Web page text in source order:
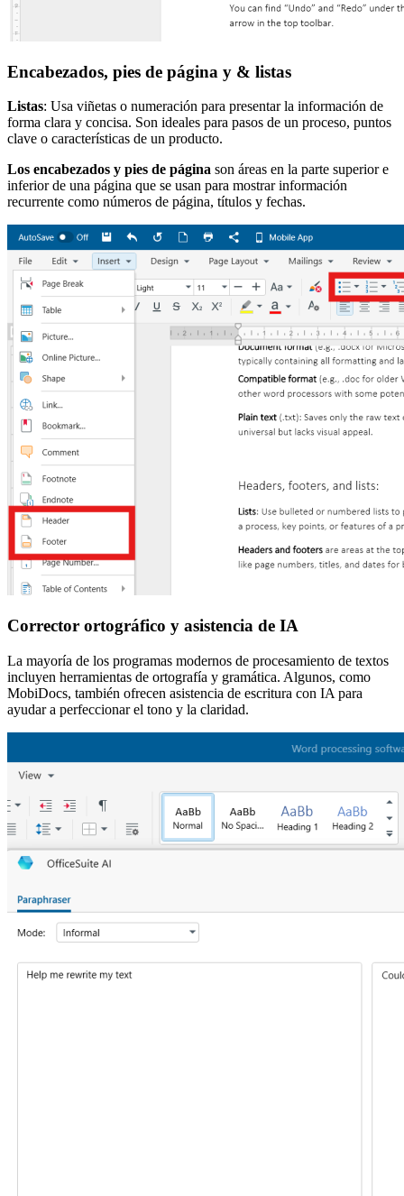
Encabezados, pies de página y & listas
Listas: Usa viñetas o numeración para presentar la información de
forma clara y concisa. Son ideales para pasos de un proceso, puntos
clave o características de un producto.
Los encabezados y pies de página son áreas en la parte superior e
inferior de una página que se usan para mostrar información
recurrente como números de página, títulos y fechas.
Corrector ortográfico y asistencia de IA
La mayoría de los programas modernos de procesamiento de textos
incluyen herramientas de ortografía y gramática. Algunos, como
MobiDocs, también ofrecen asistencia de escritura con IA para
ayudar a perfeccionar el tono y la claridad.